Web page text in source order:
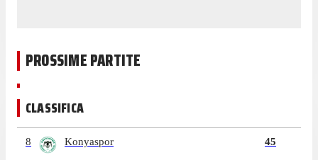
PROSSIME PARTITE
CLASSIFICA
8 Konyaspor 45